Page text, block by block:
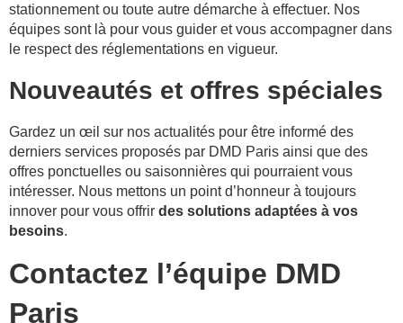
stationnement ou toute autre démarche à effectuer. Nos
équipes sont là pour vous guider et vous accompagner dans
le respect des réglementations en vigueur.
Nouveautés et offres spéciales
Gardez un œil sur nos actualités pour être informé des
derniers services proposés par DMD Paris ainsi que des
offres ponctuelles ou saisonnières qui pourraient vous
intéresser. Nous mettons un point d’honneur à toujours
innover pour vous offrir des solutions adaptées à vos
besoins.
Contactez l’équipe DMD
Paris